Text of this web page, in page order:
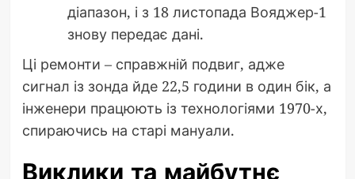
діапазон, і з 18 листопада Вояджер-1
знову передає дані.
Ці ремонти – справжній подвиг, адже
сигнал із зонда йде 22,5 години в один бік, а
інженери працюють із технологіями 1970-х,
спираючись на старі мануали.